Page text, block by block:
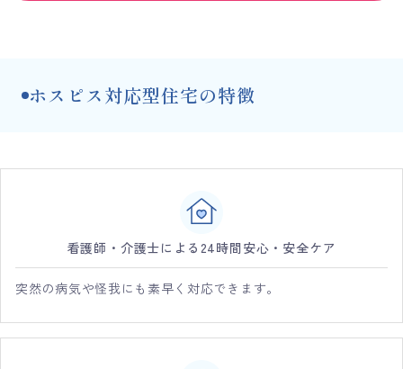
ホスピス対応型住宅の特徴
看護師・介護士による24時間安心・安全ケア
突然の病気や怪我にも素早く対応できます。